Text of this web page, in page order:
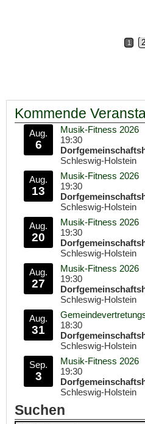
1 2
Kommende
Aug.
6
Musik-Fitness 2026
19:30
Schleswig-Holstein
Aug.
13
Musik-Fitness 2026
19:30
Schleswig-Holstein
Aug.
20
Musik-Fitness 2026
19:30
Schleswig-Holstein
Aug.
27
Musik-Fitness 2026
19:30
Schleswig-Holstein
Aug.
31
18:30
Schleswig-Holstein
Sep.
3
Musik-Fitness 2026
19:30
Schleswig-Holstein
Suchen